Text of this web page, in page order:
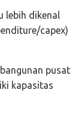
lebih dikenal
capex)
pusat
kapasitas